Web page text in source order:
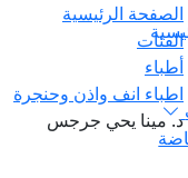
الصفحة الرئيسية
الفئات
أطباء
اطباء انف واذن وحنجرة
د. مينا يحي جرجس